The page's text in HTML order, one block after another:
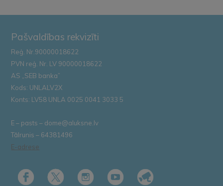
Pašvaldības rekvizīti
Reģ. Nr.90000018622
PVN reģ. Nr. LV 90000018622
AS „SEB banka”
Kods: UNLALV2X
Konts: LV58 UNLA 0025 0041 3033 5
E – pasts – dome@aluksne.lv
Tālrunis – 64381496
E-adrese